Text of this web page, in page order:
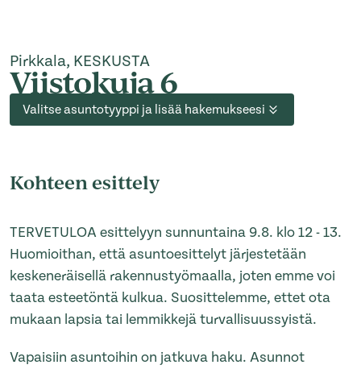
Pirkkala, KESKUSTA
Viistokuja 6
Valitse asuntotyyppi ja lisää hakemukseesi
Kohteen esittely
TERVETULOA esittelyyn sunnuntaina 9.8. klo 12 - 13.
Huomioithan, että asuntoesittelyt järjestetään
keskeneräisellä rakennustyömaalla, joten emme voi
taata esteetöntä kulkua. Suosittelemme, ettet ota
mukaan lapsia tai lemmikkejä turvallisuussyistä.
Vapaisiin asuntoihin on jatkuva haku. Asunnot